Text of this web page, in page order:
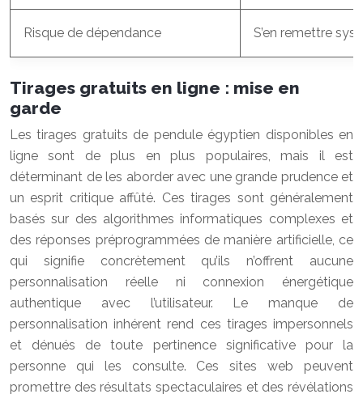
Risque de dépendance S’en remettre
Tirages gratuits en ligne : mise en
garde
Les tirages gratuits de pendule égyptien disponibles en
ligne sont de plus en plus populaires, mais il est
déterminant de les aborder avec une grande prudence et
un esprit critique affûté. Ces tirages sont généralement
basés sur des algorithmes informatiques complexes et
des réponses préprogrammées de manière artificielle, ce
qui signifie concrètement qu’ils n’offrent aucune
personnalisation réelle ni connexion énergétique
authentique avec l’utilisateur. Le manque de
personnalisation inhérent rend ces tirages impersonnels
et dénués de toute pertinence significative pour la
personne qui les consulte. Ces sites web peuvent
promettre des résultats spectaculaires et des révélations